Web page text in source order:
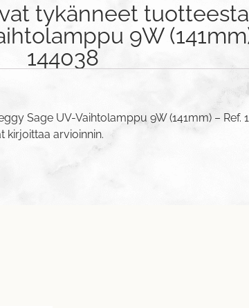
tykänneet tuotteesta
9W
144038
Sage UV-Vaihtolamppu 9W (141mm) – Ref.
kirjoittaa arvioinnin.